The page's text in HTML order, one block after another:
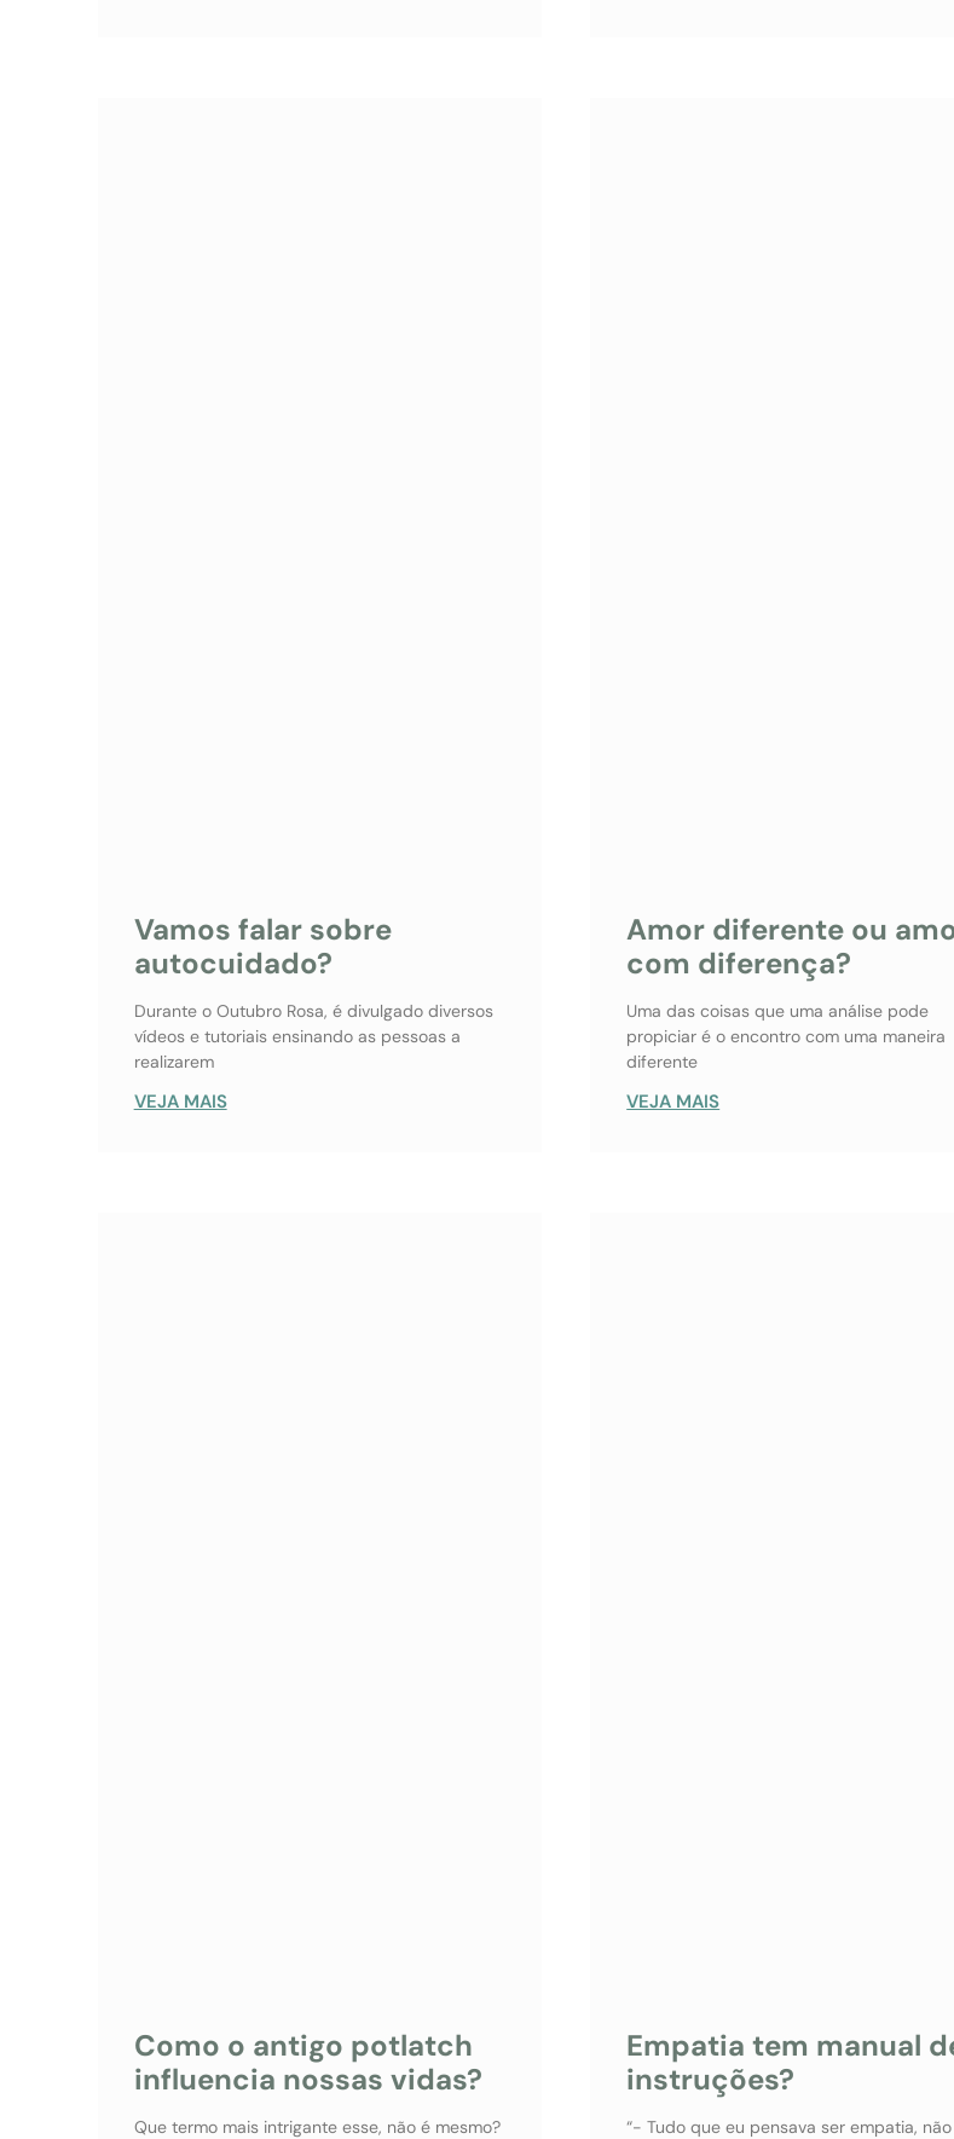
Vamos falar sobre
autocuidado?
Durante o Outubro Rosa, é divulgado diversos
vídeos e tutoriais ensinando as pessoas a
realizarem
VEJA MAIS
Amor diferente ou
com diferença?
Uma das coisas que uma análise pode
propiciar é o encontro com uma maneira
diferente
VEJA MAIS
Como o antigo potlatch
influencia nossas vidas?
Que termo mais intrigante esse, não é mesmo?
Empatia tem manual
instruções?
“- Tudo que eu pensava ser empatia, não